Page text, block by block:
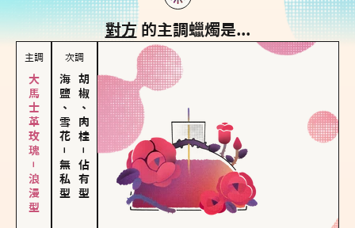
對方的主調蠟燭是...
主調
大馬士革玫瑰－浪漫型
次調
海鹽、雪花
－
無私型
胡椒、肉桂
－
佔有型